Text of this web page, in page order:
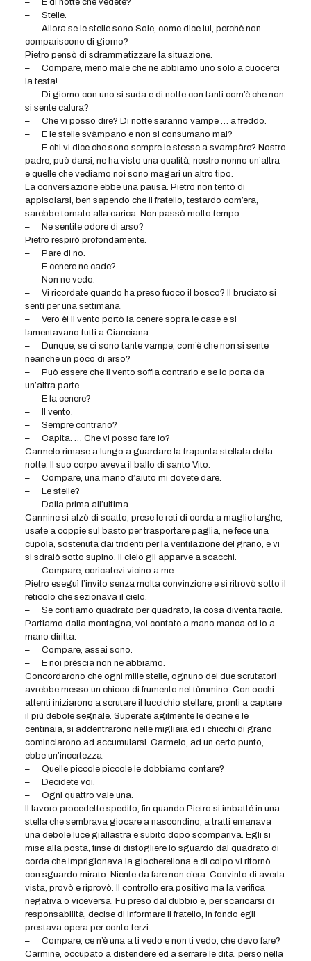
–
E di notte che vedete?
–
Stelle.
–
Allora se le stelle sono Sole, come dice lui, perchè non
compariscono di giorno?
Pietro pensò di sdrammatizzare la situazione.
–
Compare, meno male che ne abbiamo uno solo a cuocerci
la testa!
–
Di giorno con uno si suda e di notte con tanti com’è che non
si sente calura?
–
Che vi posso dire? Di notte saranno vampe … a freddo.
–
E le stelle svàmpano e non si consumano mai?
–
E chi vi dice che sono sempre le stesse a svampàre? Nostro
padre, può darsi, ne ha visto una qualità, nostro nonno un’altra
e quelle che vediamo noi sono magari un altro tipo.
La conversazione ebbe una pausa. Pietro non tentò di
appisolarsi, ben sapendo che il fratello, testardo com’era,
sarebbe tornato alla carica. Non passò molto tempo.
–
Ne sentite odore di arso?
Pietro respirò profondamente.
–
Pare di no.
–
E cenere ne cade?
–
Non ne vedo.
–
Vi ricordate quando ha preso fuoco il bosco? Il bruciato si
sentì per una settimana.
–
Vero è! Il vento portò la cenere sopra le case e si
lamentavano tutti a Cianciana.
–
Dunque, se ci sono tante vampe, com’è che non si sente
neanche un poco di arso?
–
Può essere che il vento soffia contrario e se lo porta da
un’altra parte.
–
E la cenere?
–
Il vento.
–
Sempre contrario?
–
Capita. … Che vi posso fare io?
Carmelo rimase a lungo a guardare la trapunta stellata della
notte. Il suo corpo aveva il ballo di santo Vito.
–
Compare, una mano d’aiuto mi dovete dare.
–
Le stelle?
–
Dalla prima all’ultima.
Carmine si alzò di scatto, prese le reti di corda a maglie larghe,
usate a coppie sul basto per trasportare paglia, ne fece una
cupola, sostenuta dai tridenti per la ventilazione del grano, e vi
si sdraiò sotto supino. Il cielo gli apparve a scacchi.
–
Compare, coricatevi vicino a me.
Pietro eseguì l’invito senza molta convinzione e si ritrovò sotto il
reticolo che sezionava il cielo.
–
Se contiamo quadrato per quadrato, la cosa diventa facile.
Partiamo dalla montagna, voi contate a mano manca ed io a
mano diritta.
–
Compare, assai sono.
–
E noi prèscia non ne abbiamo.
Concordarono che ogni mille stelle, ognuno dei due scrutatori
avrebbe messo un chicco di frumento nel tùmmino. Con occhi
attenti iniziarono a scrutare il luccichio stellare, pronti a captare
il più debole segnale. Superate agilmente le decine e le
centinaia, si addentrarono nelle migliaia ed i chicchi di grano
cominciarono ad accumularsi. Carmelo, ad un certo punto,
ebbe un’incertezza.
–
Quelle piccole piccole le dobbiamo contare?
–
Decidete voi.
–
Ogni quattro vale una.
Il lavoro procedette spedito, fin quando Pietro si imbatté in una
stella che sembrava giocare a nascondino, a tratti emanava
una debole luce giallastra e subito dopo scompariva. Egli si
mise alla posta, finse di distogliere lo sguardo dal quadrato di
corda che imprigionava la giocherellona e di colpo vi ritornò
con sguardo mirato. Niente da fare non c’era. Convinto di averla
vista, provò e riprovò. Il controllo era positivo ma la verifica
negativa o viceversa. Fu preso dal dubbio e, per scaricarsi di
responsabilità, decise di informare il fratello, in fondo egli
prestava opera per conto terzi.
–
Compare, ce n’è una a ti vedo e non ti vedo, che devo fare?
Carmine, occupato a distendere ed a serrare le dita, perso nella